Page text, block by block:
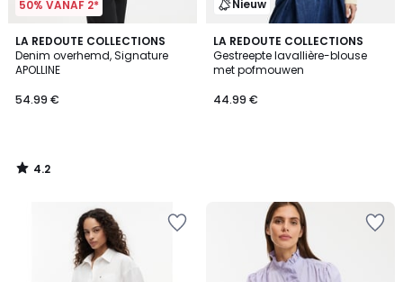
50% VANAF 2*
LA REDOUTE COLLECTIONS
Denim overhemd, Signature
APOLLINE
54.99 €
4.2
/ 5
4.2
/
Nieuw
LA REDOUTE COLLECTIONS
Gestreepte lavallière-blouse
met pofmouwen
44.99 €